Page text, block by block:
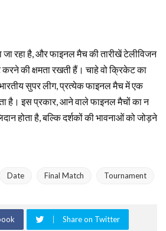
रहा है, और फाइनल मैच की तारीखें टेलीविजन
की क्षमता रखती हैं। चाहे वो क्रिकेट का
सुपर लीग, प्रत्येक फाइनल मैच में एक
है। इस प्रकार, आने वाले फाइनल मैचों का न
होता है, बल्कि दर्शकों की भावनाओं को जोड़ने
Date Final Match Tournament
Share on Twitter